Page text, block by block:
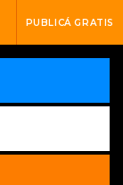
PUBLICÁ GRATIS